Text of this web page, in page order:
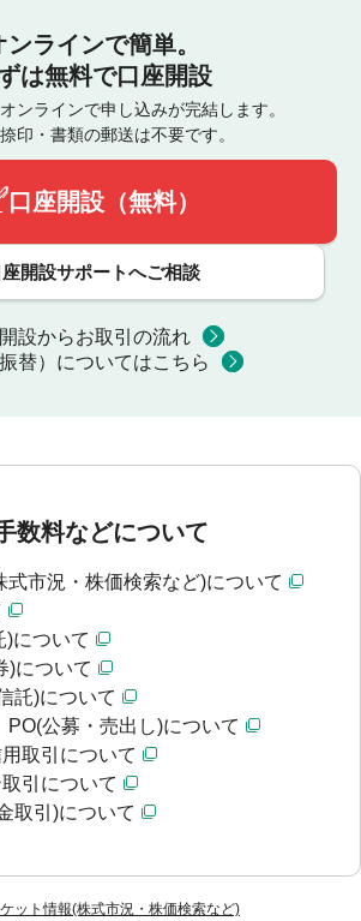
ット情報(株式市況・株価検索など)
ンラインで簡単。
は無料で口座開設
ンラインで申し込みが完結します。
印・書類の郵送は不要です。
口座開設（無料）
座開設サポートへご相談
設からお取引の流れ
替）についてはこちら
数料などについて
式市況・株価検索など)について
)について
)について
託)について
PO(公募・売出し)について
取引について
引について
取引)について